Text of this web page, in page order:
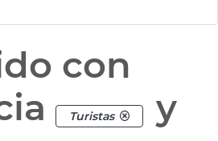
con
Turistas
y